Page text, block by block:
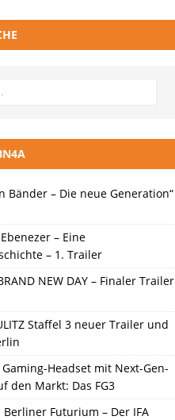
Bänder – Die neue Generation“
Ebenezer – Eine
– 1. Trailer
NEW DAY – Finaler Trailer
Staffel 3 neuer Trailer und
Headset mit Next-Gen-
den Markt: Das FG3
Berliner Futurium – Der IFA